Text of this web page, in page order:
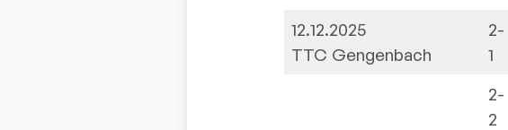
12.12.2025
TTC Gengenbach
2-
1
2-
2